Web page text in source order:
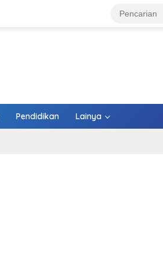
Pendidikan Lainya